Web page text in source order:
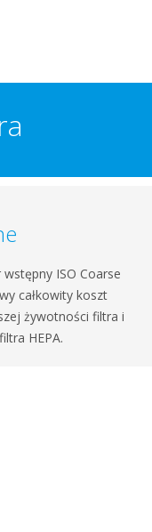
ISO Coarse
całkowity koszt
żywotności filtra i
HEPA.